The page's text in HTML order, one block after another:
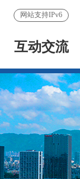
网站支持IPv6
互动交流